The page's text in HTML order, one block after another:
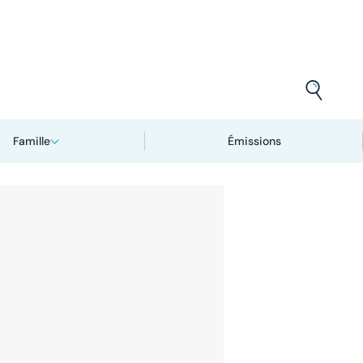
Famille Émissions